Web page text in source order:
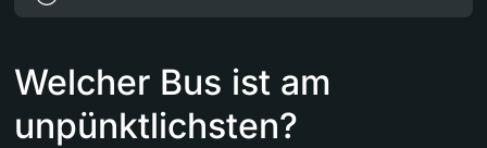
Welcher Bus ist am
unpünktlichsten?